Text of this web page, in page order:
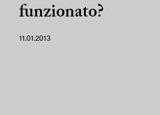
funzionato?
11.01.2013